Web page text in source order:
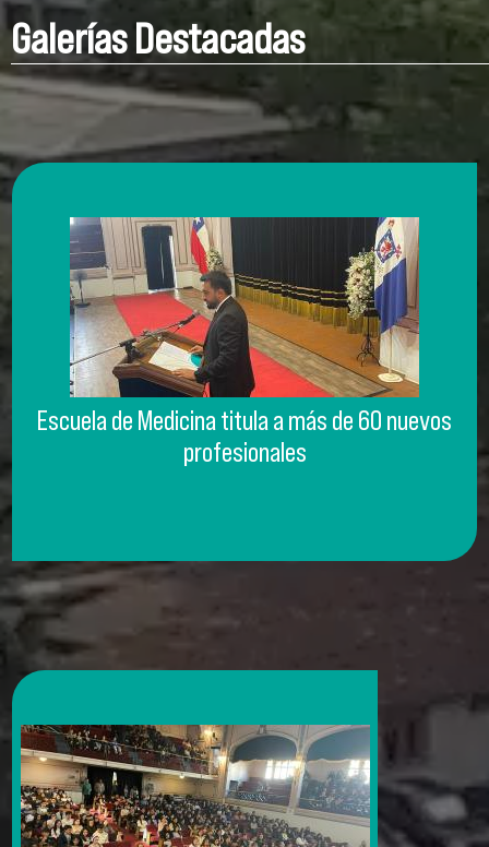
Galerías Destacadas
Escuela de Medicina titula a más de 60 nuevos
profesionales